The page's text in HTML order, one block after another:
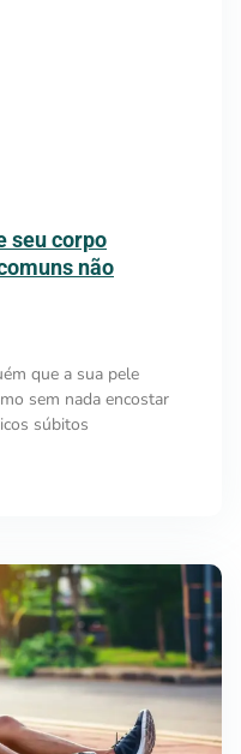
seu corpo
não
que a sua pele
sem nada encostar
súbitos